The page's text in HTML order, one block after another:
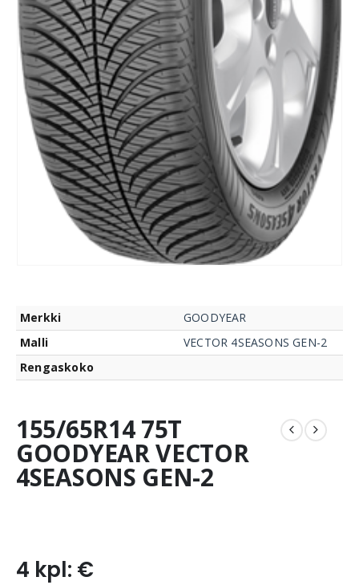
Merkki
GOODYEAR
Malli
VECTOR 4SEASONS GEN-2
Rengaskoko
155/65R14 75T
GOODYEAR VECTOR
4SEASONS GEN-2
4 kpl: €